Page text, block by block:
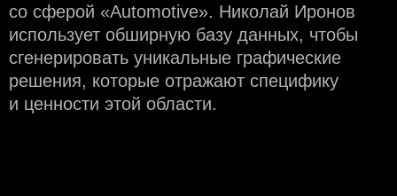
со сферой «Automotive». Николай Иронов
использует обширную базу данных, чтобы
сгенерировать уникальные графические
решения, которые отражают специфику
и ценности этой области.